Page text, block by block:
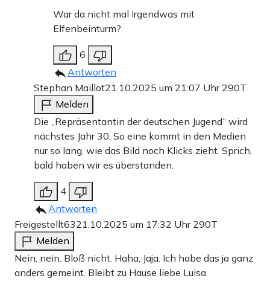
War da nicht mal Irgendwas mit
Elfenbeinturm?
6
Antworten
Stephan Maillot21.10.2025 um 21:07 Uhr 290T
Melden
Die „Repräsentantin der deutschen Jugend“ wird
nächstes Jahr 30. So eine kommt in den Medien
nur so lang, wie das Bild noch Klicks zieht. Sprich,
bald haben wir es überstanden.
4
Antworten
Freigestellt6321.10.2025 um 17:32 Uhr 290T
Melden
Nein, nein. Bloß nicht. Haha, Jaja. Ich habe das ja ganz
anders gemeint. Bleibt zu Hause liebe Luisa.